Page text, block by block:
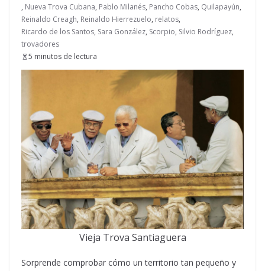
, Nueva Trova Cubana, Pablo Milanés, Pancho Cobas, Quilapayún,
Reinaldo Creagh, Reinaldo Hierrezuelo, relatos,
Ricardo de los Santos, Sara González, Scorpio, Silvio Rodríguez,
trovadores
5 minutos de lectura
Vieja Trova Santiaguera
Sorprende comprobar cómo un territorio tan pequeño y